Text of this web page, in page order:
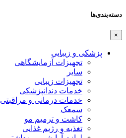
دسته‌بندی‌ها
×
پزشکی و زیبایی
تجهیزات آزمایشگاهی
سایر
تجهیزات زیبایی
خدمات دندانپزشکی
خدمات درمانی و مراقبتی
سمعک
کاشت و ترمیم مو
تغذیه و رژیم غذایی